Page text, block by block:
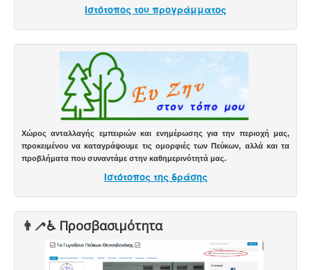
Ιστότοπος του προγράμματος
Χώρος ανταλλαγής εμπειριών και ενημέρωσης για την περιοχή μας,
προκειμένου να καταγράψουμε τις ομορφιές των Πεύκων, αλλά και τα
προβλήματα που συναντάμε στην καθημερινότητά μας.
Ιστότοπος της δράσης
👨‍🦯♿️ Προσβασιμότητα